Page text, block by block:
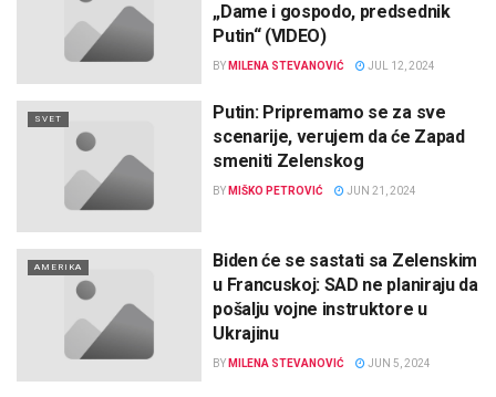
„Dame i gospodo, predsednik
Putin“ (VIDEO)
BY MILENA STEVANOVIĆ JUL 12, 2024
SVET
Putin: Pripremamo se za sve
scenarije, verujem da će Zapad
smeniti Zelenskog
BY MIŠKO PETROVIĆ JUN 21, 2024
AMERIKA
Biden će se sastati sa Zelenskim
u Francuskoj: SAD ne planiraju da
pošalju vojne instruktore u
Ukrajinu
BY MILENA STEVANOVIĆ JUN 5, 2024